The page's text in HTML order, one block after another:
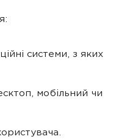
системи, з яких
мобільний чи